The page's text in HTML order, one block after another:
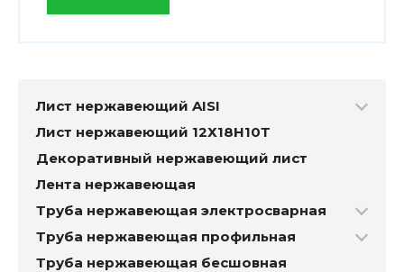
Лист нержавеющий AISI
Лист нержавеющий 12Х18Н10Т
Декоративный нержавеющий лист
Лента нержавеющая
Труба нержавеющая электросварная
Труба нержавеющая профильная
Труба нержавеющая бесшовная